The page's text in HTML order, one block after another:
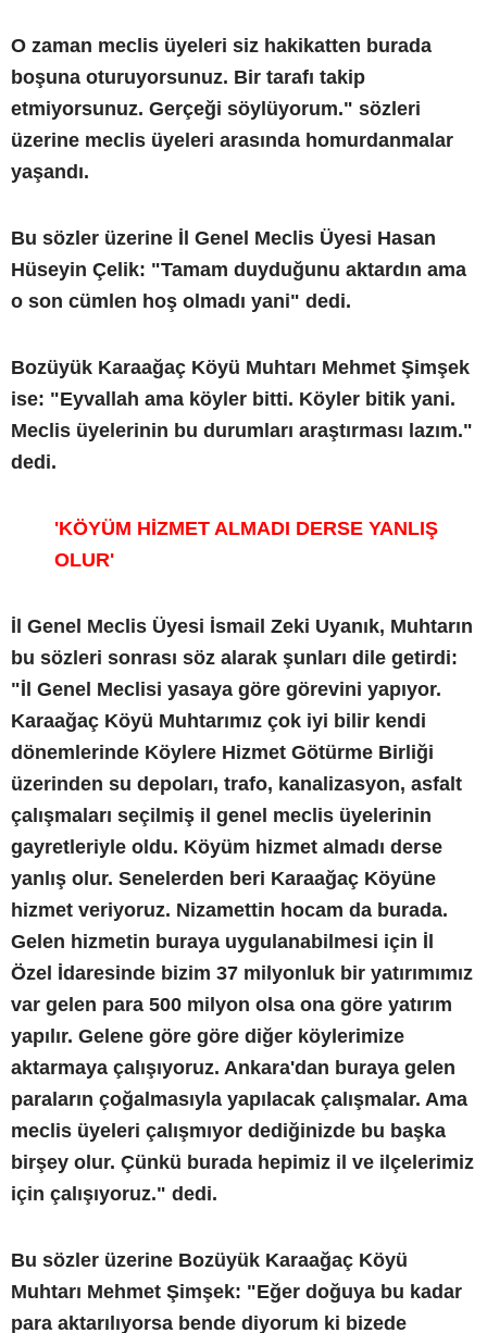
O zaman meclis üyeleri siz hakikatten burada
boşuna oturuyorsunuz. Bir tarafı takip
etmiyorsunuz. Gerçeği söylüyorum." sözleri
üzerine meclis üyeleri arasında homurdanmalar
yaşandı.
Bu sözler üzerine İl Genel Meclis Üyesi Hasan
Hüseyin Çelik: "Tamam duyduğunu aktardın ama
o son cümlen hoş olmadı yani" dedi.
Bozüyük Karaağaç Köyü Muhtarı Mehmet Şimşek
ise: "Eyvallah ama köyler bitti. Köyler bitik yani.
Meclis üyelerinin bu durumları araştırması lazım."
dedi.
'KÖYÜM HİZMET ALMADI DERSE YANLIŞ
OLUR'
İl Genel Meclis Üyesi İsmail Zeki Uyanık, Muhtarın
bu sözleri sonrası söz alarak şunları dile getirdi:
"İl Genel Meclisi yasaya göre görevini yapıyor.
Karaağaç Köyü Muhtarımız çok iyi bilir kendi
dönemlerinde Köylere Hizmet Götürme Birliği
üzerinden su depoları, trafo, kanalizasyon, asfalt
çalışmaları seçilmiş il genel meclis üyelerinin
gayretleriyle oldu. Köyüm hizmet almadı derse
yanlış olur. Senelerden beri Karaağaç Köyüne
hizmet veriyoruz. Nizamettin hocam da burada.
Gelen hizmetin buraya uygulanabilmesi için İl
Özel İdaresinde bizim 37 milyonluk bir yatırımımız
var gelen para 500 milyon olsa ona göre yatırım
yapılır. Gelene göre göre diğer köylerimize
aktarmaya çalışıyoruz. Ankara'dan buraya gelen
paraların çoğalmasıyla yapılacak çalışmalar. Ama
meclis üyeleri çalışmıyor dediğinizde bu başka
birşey olur. Çünkü burada hepimiz il ve ilçelerimiz
için çalışıyoruz." dedi.
Bu sözler üzerine Bozüyük Karaağaç Köyü
Muhtarı Mehmet Şimşek: "Eğer doğuya bu kadar
para aktarılıyorsa bende diyorum ki bizede